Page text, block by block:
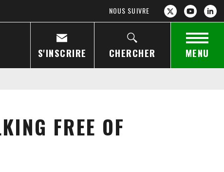
NOUS SUIVRE
S'INSCRIRE CHERCHER MENU
FREE OF